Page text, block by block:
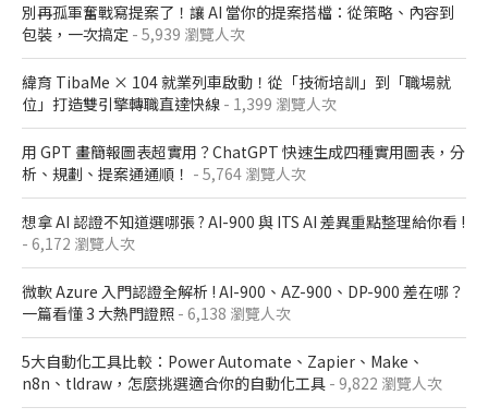
別再孤軍奮戰寫提案了！讓 AI 當你的提案搭檔：從策略、內容到
包裝，一次搞定 - 5,939 瀏覽人次
緯育 TibaMe × 104 就業列車啟動！從「技術培訓」到「職場就
位」打造雙引擎轉職直達快線 - 1,399 瀏覽人次
用 GPT 畫簡報圖表超實用？ChatGPT 快速生成四種實用圖表，分
析、規劃、提案通通順！ - 5,764 瀏覽人次
想拿 AI 認證不知道選哪張 ? AI-900 與 ITS AI 差異重點整理給你看 !
- 6,172 瀏覽人次
微軟 Azure 入門認證全解析​ ! AI-900、AZ-900、DP-900 差在哪？​
一篇看懂 3 大熱門證照​ - 6,138 瀏覽人次
5大自動化工具比較：Power Automate、Zapier、Make、
n8n、tldraw，怎麼挑選適合你的自動化工具 - 9,822 瀏覽人次